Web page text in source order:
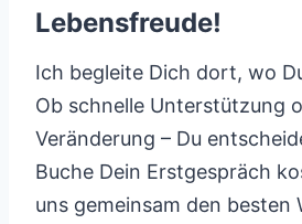
Lebensfreude!
Ich begleite Dich dort, wo
Ob schnelle Unterstützung
Veränderung – Du
Buche Dein Erstgespräch
uns gemeinsam den besten